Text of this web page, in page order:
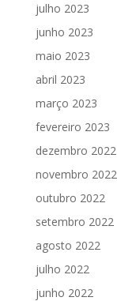
julho 2023
junho 2023
maio 2023
abril 2023
março 2023
fevereiro 2023
dezembro 2022
novembro 2022
outubro 2022
setembro 2022
agosto 2022
julho 2022
junho 2022